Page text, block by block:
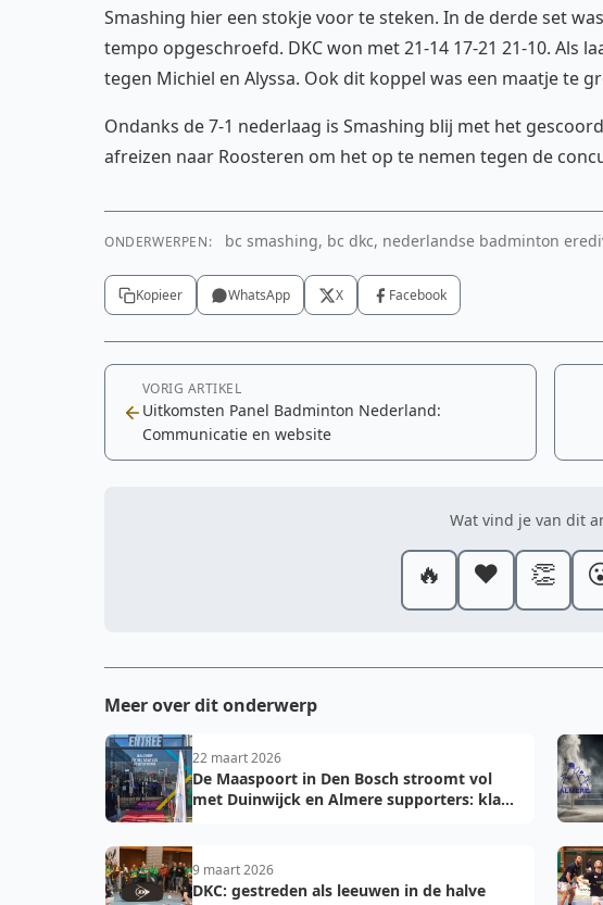
Smashing hier een stokje voor te steken. In de derde set
tempo opgeschroefd. DKC won met 21-14 17-21 21-10. Als
tegen Michiel en Alyssa. Ook dit koppel was een maatje te
Ondanks de 7-1 nederlaag is Smashing blij met het
afreizen naar Roosteren om het op te nemen tegen de
ONDERWERPEN: bc smashing, bc dkc, nederlandse badminton
Kopieer WhatsApp X Facebook
VORIG ARTIKEL
Uitkomsten Panel Badminton Nederland:
Communicatie en website
Wat vind je van dit
🔥 ❤️ 👏
Meer over dit onderwerp
22 maart 2026
De Maaspoort in Den Bosch stroomt vol
met Duinwijck en Almere supporters: klaar
9 maart 2026
DKC: gestreden als leeuwen in de halve